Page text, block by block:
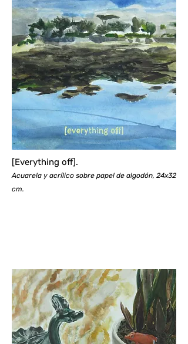
[Everything off].
Acuarela y acrílico sobre papel de algodón, 24x32
cm.